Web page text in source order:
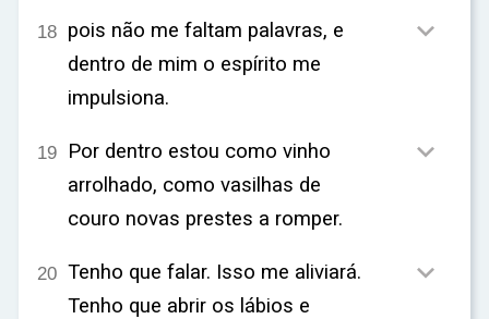
18 pois não me faltam palavras, e
dentro de mim o espírito me
impulsiona.

19 Por dentro estou como vinho
arrolhado, como vasilhas de
couro novas prestes a romper.

20 Tenho que falar. Isso me aliviará.
Tenho que abrir os lábios e
